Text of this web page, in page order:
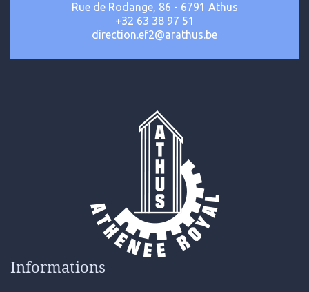
Rue de Rodange, 86 - 6791 Athus
+32 63 38 97 51
direction.ef2@arathus.be
Informations